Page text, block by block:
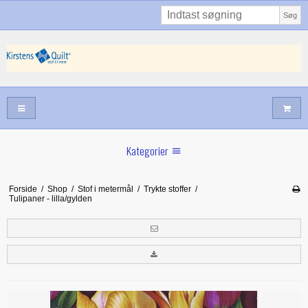
Søg
Kategorier
Juni nyt
Forside / Shop / Stof i metermål / Trykte stoffer /
Tulipaner - lilla/gylden